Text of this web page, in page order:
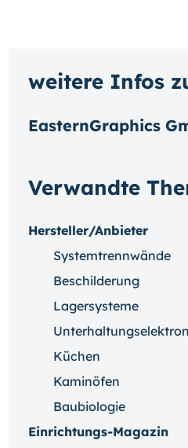
Verwandte
Hersteller/Anbieter
Systemtrennwände
Beschilderung
Lagersysteme
Küchen
Kaminöfen
Baubiologie
Einrichtungs-Magazin
weitere Infos
EasternGraphics